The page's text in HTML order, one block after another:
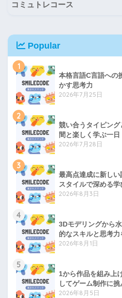
コミュトレコース
Popular
1
本格言語C言語への
かす思考力
2026年7月25日
2
競い合うタイピン
間と楽しく学ぶ一日
2026年7月28日
3
最高点達成に新し
スタイルで深める学
2026年8月3日
4
3Dモデリングから
的なスキルと思考力
2026年8月1日
5
1から作品を組み上
してゲーム制作に挑
2026年8月5日